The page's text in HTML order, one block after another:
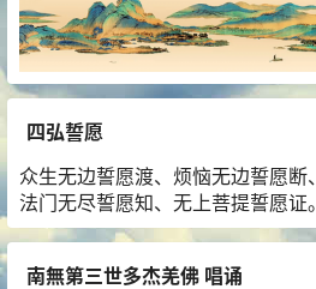
四弘誓愿
众生无边誓愿渡、烦恼无边誓愿断、
法门无尽誓愿知、无上菩提誓愿证。
南無第三世多杰羌佛 唱诵